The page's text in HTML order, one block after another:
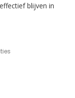
blijven in